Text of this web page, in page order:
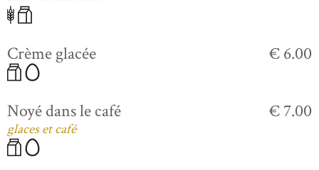
Crème glacée € 6.00
Noyé dans le café
glaces et café
€ 7.00